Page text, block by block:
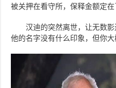
被关押在看守所，保释金额定在
汉迪的突然离世，让无数
他的名字没有什么印象，但你大